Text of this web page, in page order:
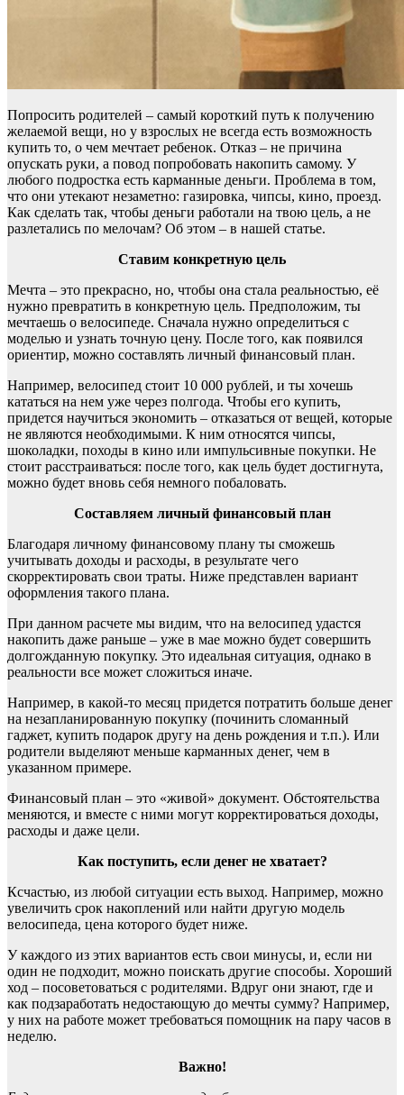
Попросить родителей – самый короткий путь к получению
желаемой вещи, но у взрослых не всегда есть возможность
купить то, о чем мечтает ребенок. Отказ – не причина
опускать руки, а повод попробовать накопить самому. У
любого подростка есть карманные деньги. Проблема в том,
что они утекают незаметно: газировка, чипсы, кино, проезд.
Как сделать так, чтобы деньги работали на твою цель, а не
разлетались по мелочам? Об этом – в нашей статье.
Ставим конкретную цель
Мечта – это прекрасно, но, чтобы она стала реальностью, её
нужно превратить в конкретную цель. Предположим, ты
мечтаешь о велосипеде. Сначала нужно определиться с
моделью и узнать точную цену. После того, как появился
ориентир, можно составлять личный финансовый план.
Например, велосипед стоит 10 000 рублей, и ты хочешь
кататься на нем уже через полгода. Чтобы его купить,
придется научиться экономить – отказаться от вещей, которые
не являются необходимыми. К ним относятся чипсы,
шоколадки, походы в кино или импульсивные покупки. Не
стоит расстраиваться: после того, как цель будет достигнута,
можно будет вновь себя немного побаловать.
Составляем личный финансовый план
Благодаря личному финансовому плану ты сможешь
учитывать доходы и расходы, в результате чего
скорректировать свои траты. Ниже представлен вариант
оформления такого плана.
При данном расчете мы видим, что на велосипед удастся
накопить даже раньше – уже в мае можно будет совершить
долгожданную покупку. Это идеальная ситуация, однако в
реальности все может сложиться иначе.
Например, в какой-то месяц придется потратить больше денег
на незапланированную покупку (починить сломанный
гаджет, купить подарок другу на день рождения и т.п.). Или
родители выделяют меньше карманных денег, чем в
указанном примере.
Финансовый план – это «живой» документ. Обстоятельства
меняются, и вместе с ними могут корректироваться доходы,
расходы и даже цели.
Как поступить, если денег не хватает?
Ксчастью, из любой ситуации есть выход. Например, можно
увеличить срок накоплений или найти другую модель
велосипеда, цена которого будет ниже.
У каждого из этих вариантов есть свои минусы, и, если ни
один не подходит, можно поискать другие способы. Хороший
ход – посоветоваться с родителями. Вдруг они знают, где и
как подзаработать недостающую до мечты сумму? Например,
у них на работе может требоваться помощник на пару часов в
неделю.
Важно!